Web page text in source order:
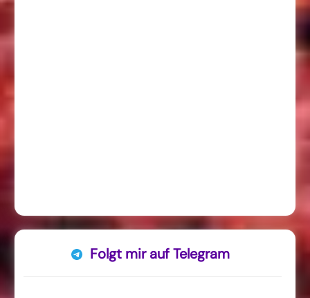
Folgt mir auf Telegram